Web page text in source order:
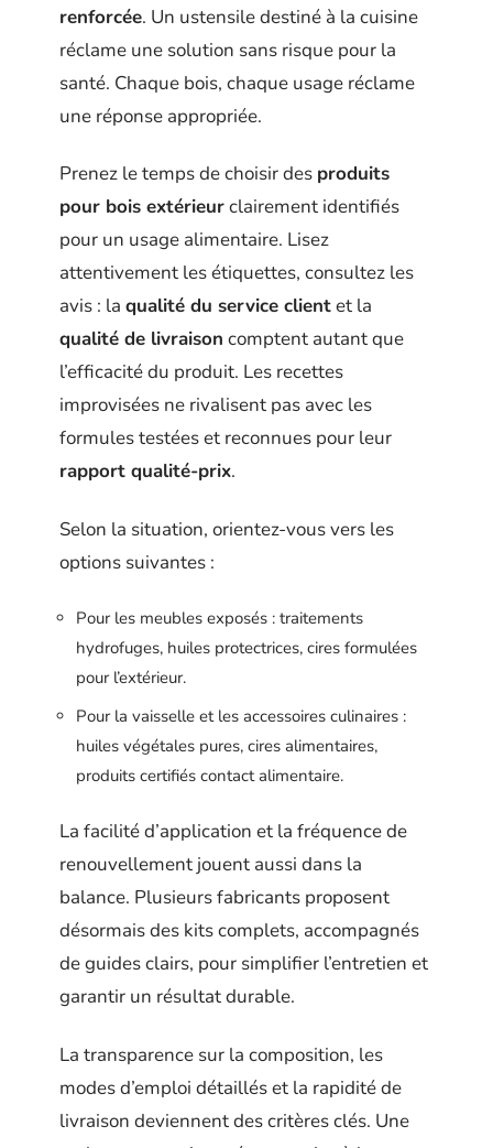
renforcée. Un ustensile destiné à la cuisine
réclame une solution sans risque pour la
santé. Chaque bois, chaque usage réclame
une réponse appropriée.
Prenez le temps de choisir des produits
pour bois extérieurclairement identifiés
pour un usage alimentaire. Lisez
attentivement les étiquettes, consultez les
avis : la qualité du service clientet la
qualité de livraison comptent autant que
l’efficacité du produit. Les recettes
improvisées ne rivalisent pas avec les
formules testées et reconnues pour leur
rapport qualité-prix.
Selon la situation, orientez-vous vers les
options suivantes :
Pour les meubles exposés : traitements
hydrofuges, huiles protectrices, cires formulées
pour l’extérieur.
Pour la vaisselle et les accessoires culinaires :
huiles végétales pures, cires alimentaires,
produits certifiés contact alimentaire.
La facilité d’application et la fréquence de
renouvellement jouent aussi dans la
balance. Plusieurs fabricants proposent
désormais des kits complets, accompagnés
de guides clairs, pour simplifier l’entretien et
garantir un résultat durable.
La transparence sur la composition, les
modes d’emploi détaillés et la rapidité de
livraison deviennent des critères clés. Une